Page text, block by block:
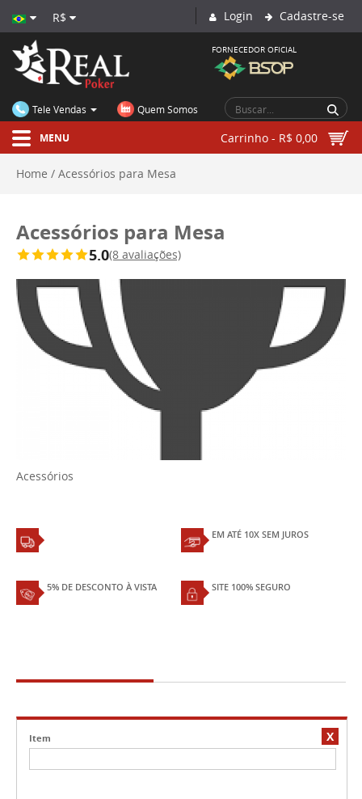
R$
FORNECEDOR OFICIAL
Login Cadastre-se
Carrinho - R$ 0,00
Tele Vendas Quem Somos
MENU
Home Acessórios para Mesa
Acessórios para Mesa
5.0(8 avaliações)
Acessórios
EM ATÉ 10X SEM JUROS
5% DE DESCONTO À VISTA SITE 100% SEGURO
X
Item